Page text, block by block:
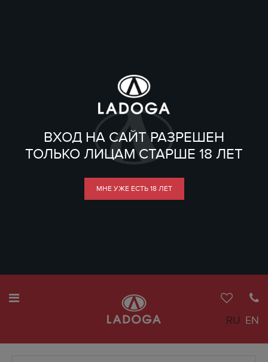
ВХОД НА САЙТ РАЗРЕШЕН
ТОЛЬКО ЛИЦАМ СТАРШЕ 18 ЛЕТ
МНЕ УЖЕ ЕСТЬ 18 ЛЕТ
RU EN